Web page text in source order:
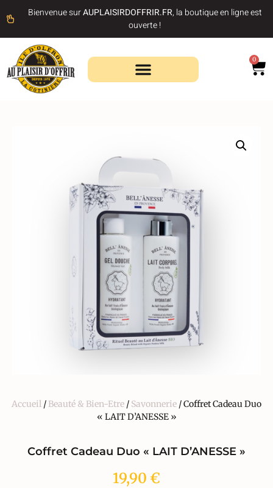
Bienvenue surAUPLAISIRDOFFRIR.FR, la boutique en ligne est
ouverte !
0
Accueil / Beauté & Bien-Etre / Savonnerie / Coffret Cadeau Duo
« LAIT D’ANESSE »
Coffret Cadeau Duo « LAIT D’ANESSE »
19,90 €